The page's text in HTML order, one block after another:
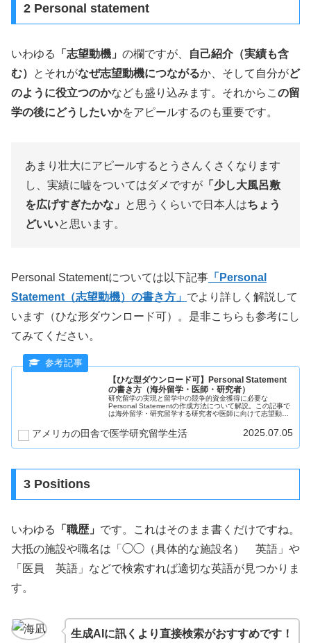
2 Personal statement
いわゆる 「志望動機」 の欄ですが、
自己紹介（実績も含
む）
とそれがなぜ志望動機につながるか、そして自分がど
のように役立つのかなども盛り込みます。それからこ の留
学の後にどうしたいかをアピールするのも重要です。
あまり壮大にアピールするとうさんくさくなります
し、実績に嘘をついてはダメですが 「少し大風呂敷
を広げすぎたかな」
と思うくらいで日本人はちょう
どいいと思います。
Personal Statementについては以下記事 「Personal
Statement（志望動機）の書き方」 でより詳しく解説して
います（ひな形ダウンロード可）。是非こちらも参考にし
てみてください。
【ひな型ダウンロード可】Personal Statement
の書き方（海外留学・医師・研究者）
研究留学の実現と留学中の競争的資金獲得に必要な
Personal Statementの作成方法について解説。この記事で
は海外留学・研究留学する研究者や医師に向けて志望動機
ドできるファイルをもとに解説しています。
アメリカの田舎で医学研究留学生活 2025.07.05
3 Positions
いわゆる 「職歴」 です。これはそのまま書くだけですね。
大抵の施設や職名は「◯◯（具体的な施設名） 英語」や
「医員 英語」などで検索すれば適切な英語が見つかりま
す。
生成AIに訊くより直接検索がおすすめです！